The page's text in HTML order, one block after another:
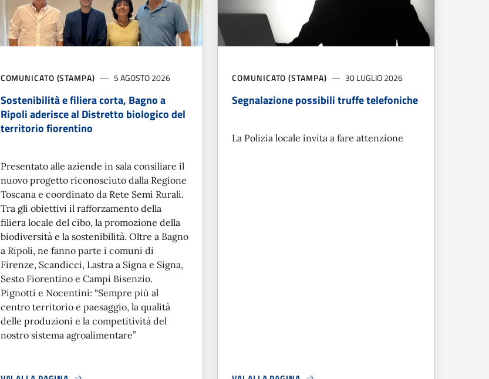
COMUNICATO (STAMPA) 5 AGOSTO 2026
Sostenibilità e filiera corta, Bagno a
Ripoli aderisce al Distretto biologico del
territorio fiorentino
Presentato alle aziende in sala consiliare il
nuovo progetto riconosciuto dalla Regione
Toscana e coordinato da Rete Semi Rurali.
Tra gli obiettivi il rafforzamento della
filiera locale del cibo, la promozione della
biodiversità e la sostenibilità. Oltre a Bagno
a Ripoli, ne fanno parte i comuni di
Firenze, Scandicci, Lastra a Signa e Signa,
Sesto Fiorentino e Campi Bisenzio.
Pignotti e Nocentini: “Sempre più al
centro territorio e paesaggio, la qualità
delle produzioni e la competitività del
nostro sistema agroalimentare”
COMUNICATO (STAMPA) 30 LUGLIO 2026
Segnalazione possibili truffe telefoniche
La Polizia locale invita a fare attenzione